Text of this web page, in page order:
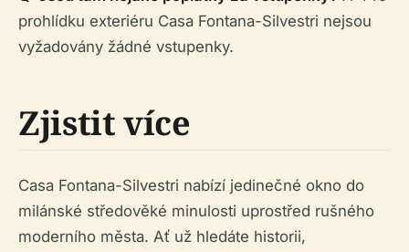
prohlídku exteriéru Casa Fontana-Silvestri nejsou
vyžadovány žádné vstupenky.
Zjistit více
Casa Fontana-Silvestri nabízí jedinečné okno do
milánské středověké minulosti uprostřed rušného
moderního města. Ať už hledáte historii,